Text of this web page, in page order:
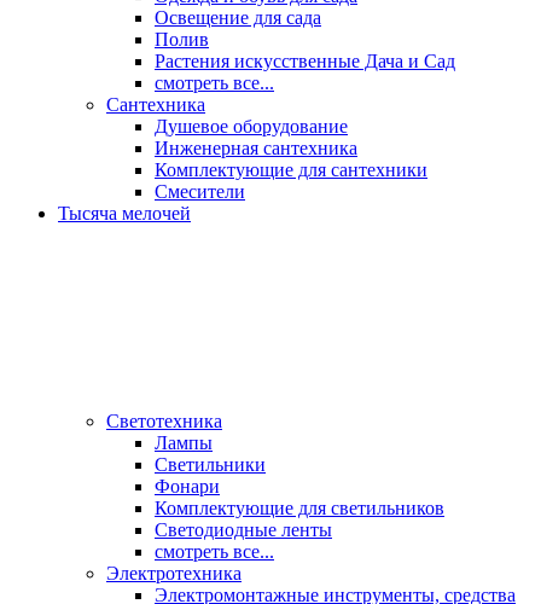
Освещение для сада
Полив
Растения искусственные Дача и Сад
смотреть все...
Сантехника
Душевое оборудование
Инженерная сантехника
Комплектующие для сантехники
Смесители
Тысяча мелочей
Светотехника
Лампы
Светильники
Фонари
Комплектующие для светильников
Светодиодные ленты
смотреть все...
Электротехника
Электромонтажные инструменты, средства